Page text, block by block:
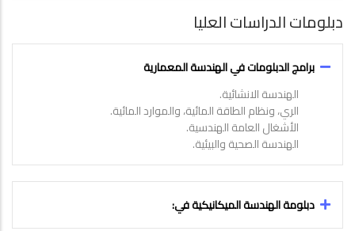
دبلومات الدراسات العليا
برامج الدبلومات في الهندسة المعمارية
الهندسة الانشائية.
الري، ونظام الطاقة المائية، والموارد المائية.
الأشغال العامة الهندسية.
الهندسة الصحية والبيئية.
دبلومة الهندسة الميكانيكية في: